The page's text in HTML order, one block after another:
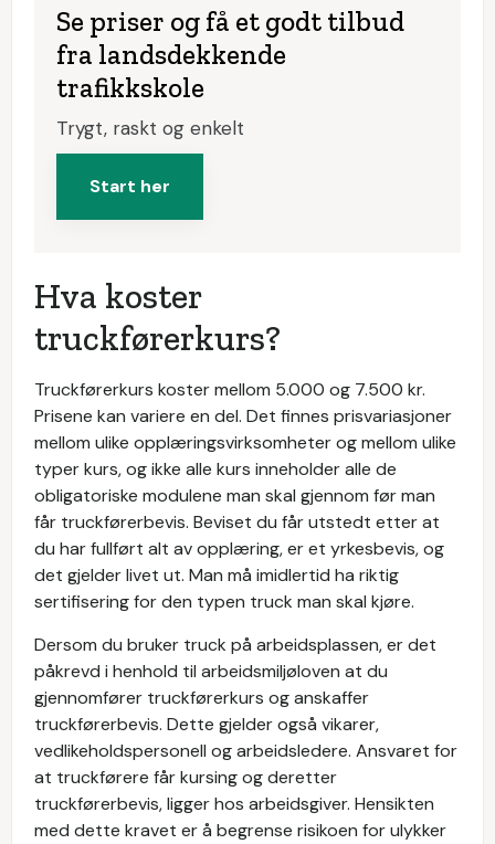
Se priser og få et godt tilbud
fra landsdekkende
trafikkskole
Trygt, raskt og enkelt
Start her
Hva koster
truckførerkurs?
Truckførerkurs koster mellom 5.000 og 7.500 kr.
Prisene kan variere en del. Det finnes prisvariasjoner
mellom ulike opplæringsvirksomheter og mellom ulike
typer kurs, og ikke alle kurs inneholder alle de
obligatoriske modulene man skal gjennom før man
får truckførerbevis. Beviset du får utstedt etter at
du har fullført alt av opplæring, er et yrkesbevis, og
det gjelder livet ut. Man må imidlertid ha riktig
sertifisering for den typen truck man skal kjøre.
Dersom du bruker truck på arbeidsplassen, er det
påkrevd i henhold til arbeidsmiljøloven at du
gjennomfører truckførerkurs og anskaffer
truckførerbevis. Dette gjelder også vikarer,
vedlikeholdspersonell og arbeidsledere. Ansvaret for
at truckførere får kursing og deretter
truckførerbevis, ligger hos arbeidsgiver. Hensikten
med dette kravet er å begrense risikoen for ulykker